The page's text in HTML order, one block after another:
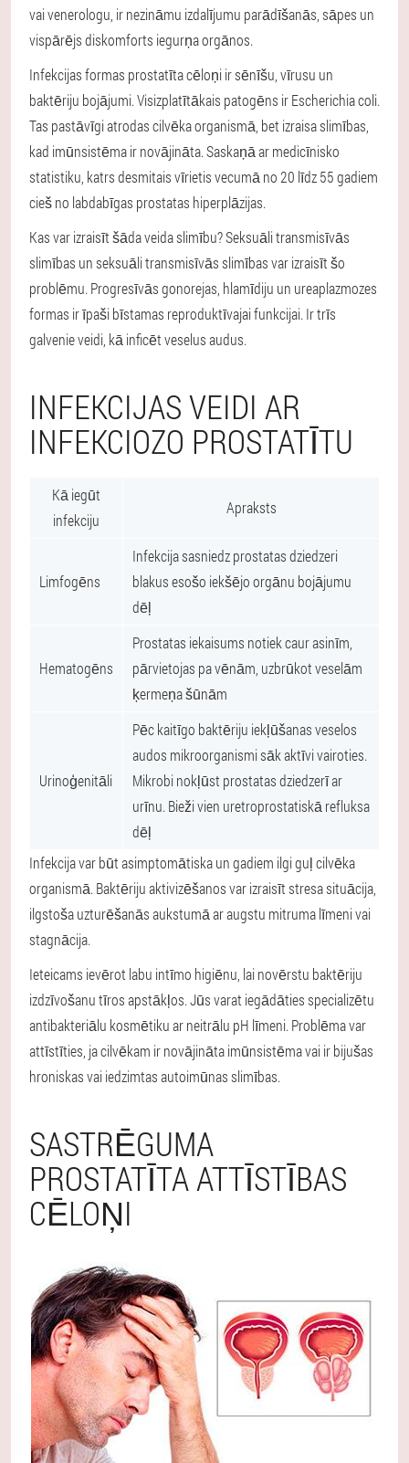
vai venerologu, ir nezināmu izdalījumu parādīšanās, sāpes un
vispārējs diskomforts iegurņa orgānos.
Infekcijas formas prostatīta cēloņi ir sēnīšu, vīrusu un
baktēriju bojājumi. Visizplatītākais patogēns ir Escherichia coli.
Tas pastāvīgi atrodas cilvēka organismā, bet izraisa slimības,
kad imūnsistēma ir novājināta. Saskaņā ar medicīnisko
statistiku, katrs desmitais vīrietis vecumā no 20 līdz 55 gadiem
cieš no labdabīgas prostatas hiperplāzijas.
Kas var izraisīt šāda veida slimību? Seksuāli transmisīvās
slimības un seksuāli transmisīvās slimības var izraisīt šo
problēmu. Progresīvās gonorejas, hlamīdiju un ureaplazmozes
formas ir īpaši bīstamas reproduktīvajai funkcijai. Ir trīs
galvenie veidi, kā inficēt veselus audus.
INFEKCIJAS VEIDI AR
INFEKCIOZO PROSTATĪTU
Kā iegūt
infekciju
Apraksts
Limfogēns
Infekcija sasniedz prostatas dziedzeri
blakus esošo iekšējo orgānu bojājumu
dēļ
Hematogēns
Prostatas iekaisums notiek caur asinīm,
pārvietojas pa vēnām, uzbrūkot veselām
ķermeņa šūnām
Urinoģenitāli
Pēc kaitīgo baktēriju iekļūšanas veselos
audos mikroorganismi sāk aktīvi vairoties.
Mikrobi nokļūst prostatas dziedzerī ar
urīnu. Bieži vien uretroprostatiskā refluksa
dēļ
Infekcija var būt asimptomātiska un gadiem ilgi guļ cilvēka
organismā. Baktēriju aktivizēšanos var izraisīt stresa situācija,
ilgstoša uzturēšanās aukstumā ar augstu mitruma līmeni vai
stagnācija.
Ieteicams ievērot labu intīmo higiēnu, lai novērstu baktēriju
izdzīvošanu tīros apstākļos. Jūs varat iegādāties specializētu
antibakteriālu kosmētiku ar neitrālu pH līmeni. Problēma var
attīstīties, ja cilvēkam ir novājināta imūnsistēma vai ir bijušas
hroniskas vai iedzimtas autoimūnas slimības.
SASTRĒGUMA
PROSTATĪTA ATTĪSTĪBAS
CĒLOŅI